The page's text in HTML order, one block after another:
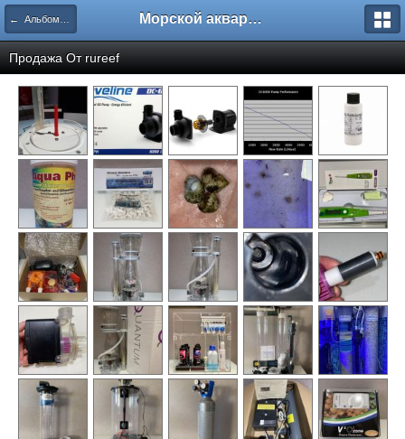
← Альбомы пользователей Морской аквариум. Форумы ReefCentral.ru
Продажа Отrureef